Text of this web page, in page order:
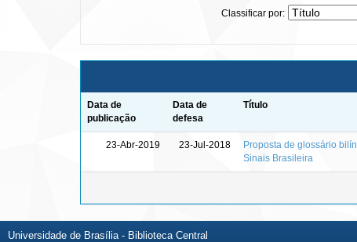
Classificar por:
Data de
publicação
Data de
defesa
Título
23-Abr-2019 23-Jul-2018
Proposta de glossário
Sinais Brasileira
Universidade de Brasília - Biblioteca Central